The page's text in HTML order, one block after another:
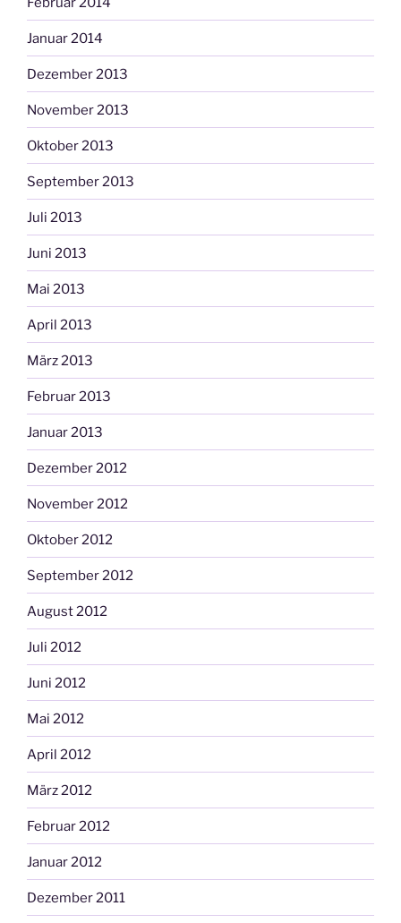
Januar 2014
Dezember 2013
November 2013
Oktober 2013
September 2013
Juli 2013
Juni 2013
Mai 2013
April 2013
März 2013
Februar 2013
Januar 2013
Dezember 2012
November 2012
Oktober 2012
September 2012
August 2012
Juli 2012
Juni 2012
Mai 2012
April 2012
März 2012
Februar 2012
Januar 2012
Dezember 2011